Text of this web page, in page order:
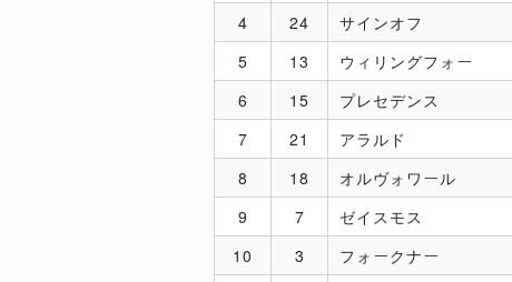
4
24 サインオフ
5
13 ウィリングフォー
6
15 プレセデンス
7
21 アラルド
8
18 オルヴォワール
9
7 ゼイスモス
10
3 フォークナー